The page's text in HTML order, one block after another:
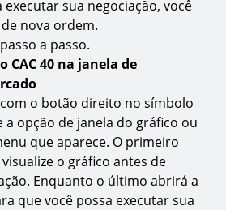
sua negociação, você
nova ordem.
a passo.
CAC 40 na janela de
o botão direito no símbolo
a opção de janela do gráfico ou
que aparece. O primeiro
o gráfico antes de
Enquanto o último abrirá a
que você possa executar sua